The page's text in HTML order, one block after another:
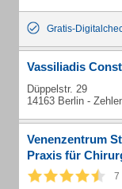
Gratis-
Vassiliadis
Düppelstr. 29
14163 Berlin -
Venenzentrum
Praxis für
7